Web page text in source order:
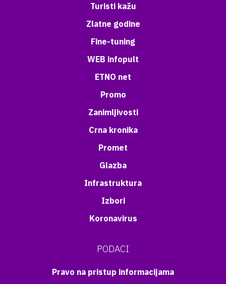
Turisti kažu
Zlatne godine
Fine-tuning
WEB infopult
ETNO net
Promo
Zanimljivosti
Crna kronika
Promet
Glazba
Infrastruktura
Izbori
Koronavirus
PODACI
Pravo na pristup informacijama